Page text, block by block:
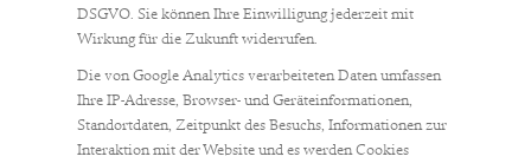
DSGVO. Sie können Ihre Einwilligung jederzeit mit
Wirkung für die Zukunft widerrufen.
Die von Google Analytics verarbeiteten Daten umfassen
Ihre IP-Adresse, Browser- und Geräteinformationen,
Standortdaten, Zeitpunkt des Besuchs, Informationen zur
Interaktion mit der Website und es werden Cookies